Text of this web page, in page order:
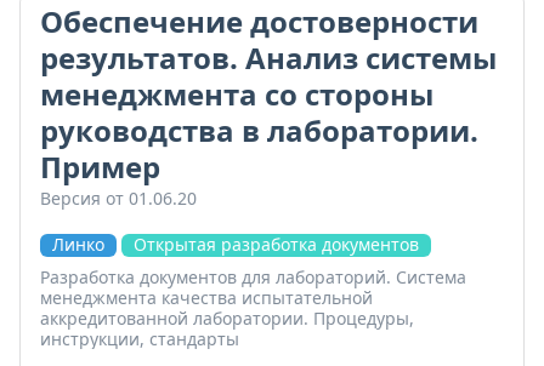
Обеспечение достоверности
результатов. Анализ системы
менеджмента со стороны
руководства в лаборатории.
Пример
Версия от 01.06.20
Линко
Открытая разработка документов
Разработка документов для лабораторий. Система
менеджмента качества испытательной
аккредитованной лаборатории. Процедуры,
инструкции, стандарты